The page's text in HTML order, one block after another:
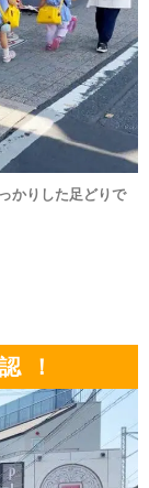
かりした足どりで
！